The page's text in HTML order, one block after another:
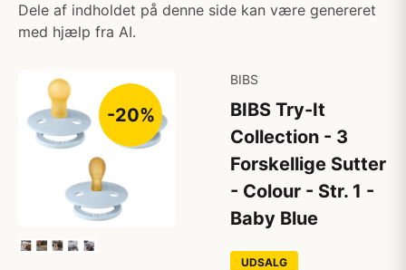
Dele af indholdet på denne side kan være genereret
med hjælp fra AI.
-20%
BIBS
BIBS Try-It
Collection - 3
Forskellige Sutter
- Colour - Str. 1 -
Baby Blue
UDSALG